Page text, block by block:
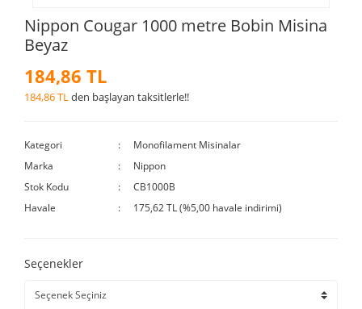
Nippon Cougar 1000 metre Bobin Misina
Beyaz
184,86 TL
184,86 TLden başlayan taksitlerle!!
Kategori
Monofilament Misinalar
Marka
Nippon
Stok Kodu
CB1000B
Havale
175,62 TL (%5,00 havale indirimi)
Seçenekler